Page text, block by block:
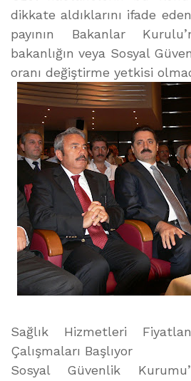
dikkate aldıklarını ifade
payının Bakanlar
bakanlığın veya Sosyal
oranı değiştirme yetkisi
Sağlık Hizmetleri
Çalışmaları Başlıyor
Sosyal Güvenlik